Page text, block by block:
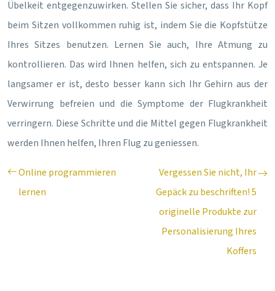
Übelkeit entgegenzuwirken. Stellen Sie sicher, dass Ihr Kopf
beim Sitzen vollkommen ruhig ist, indem Sie die Kopfstütze
Ihres Sitzes benutzen. Lernen Sie auch, Ihre Atmung zu
kontrollieren. Das wird Ihnen helfen, sich zu entspannen. Je
langsamer er ist, desto besser kann sich Ihr Gehirn aus der
Verwirrung befreien und die Symptome der Flugkrankheit
verringern. Diese Schritte und die Mittel gegen Flugkrankheit
werden Ihnen helfen, Ihren Flug zu geniessen.
Online programmieren
lernen
Vergessen Sie nicht, Ihr
Gepäck zu beschriften! 5
originelle Produkte zur
Personalisierung Ihres
Koffers